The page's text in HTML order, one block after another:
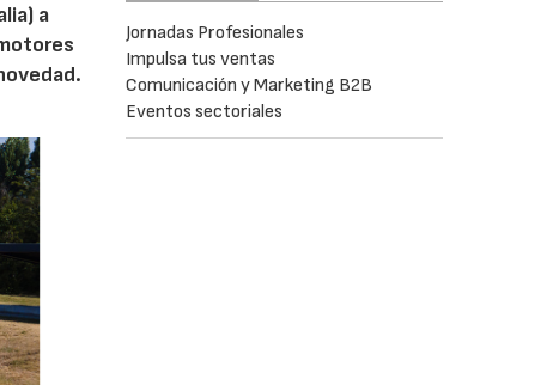
a
Jornadas Profesionales
Impulsa tus ventas
Comunicación y Marketing B2B
Eventos sectoriales